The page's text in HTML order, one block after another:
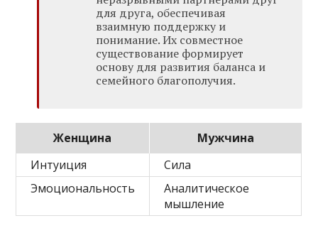
для друга, обеспечивая
взаимную поддержку и
понимание. Их совместное
существование формирует
основу для развития баланса и
семейного благополучия.
Женщина
Мужчина
Интуиция
Сила
Эмоциональность
Аналитическое
мышление